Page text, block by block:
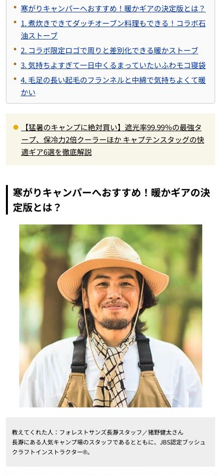
寒がりキャンパーへおすすめ！暖かギアの決定版とは？
1. 煮炊きできてダッチオーブン料理もできる！コラボ石
油ストーブ
2. コラボ限定ロゴで周りと差別化できる暖かストーブ
3. 気持ちよすぎて一日中くるまっていたいふわモコ寝袋
4. 毛足の長い起毛のフランネルと中綿で気持ちよくて暖
かい
【猛暑のキャンプに絶対買い】遮光率99.99％の最強タ
ープ、保冷力2倍クーラーほか キャプテンスタッグの快
適ギア6選を徹底解説
寒がりキャンパーへおすすめ！暖かギアの決
定版とは？
教えてくれた人：フォレストサンズ長瀞スタッフ／猪野健太さん
長瀞にある人気キャンプ場のスタッフであるとともに、JBS認定ブッシュ
クラフトインストラクター®。